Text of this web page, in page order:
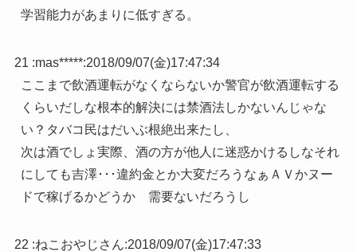
学習能力があまりに低すぎる。
21 :mas*****:2018/09/07(金)17:47:34
ここまで飲酒運転がなくならないか警官が飲酒運転する
くらいだしな根本的解決には禁酒法しかないんじゃな
い？タバコ民はだいぶ根絶出来たし、
次は酒でしょ実際、酒の方が他人に迷惑かけるしなそれ
にしても吉澤･･･違約金とか大変だろうなぁＡＶかヌー
ドで稼げるかどうか 需要ないだろうし
22 :ねこおやじさん:2018/09/07(金)17:47:33